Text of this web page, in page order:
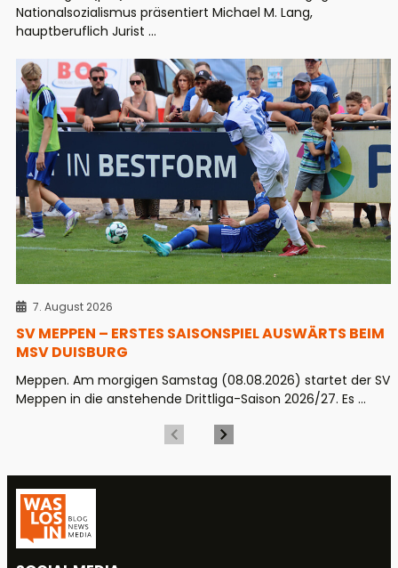
Nationalsozialismus präsentiert Michael M. Lang,
hauptberuflich Jurist ...
7. August 2026
SV MEPPEN – ERSTES SAISONSPIEL AUSWÄRTS BEIM
MSV DUISBURG
Meppen. Am morgigen Samstag (08.08.2026) startet der SV
Meppen in die anstehende Drittliga-Saison 2026/27. Es ...